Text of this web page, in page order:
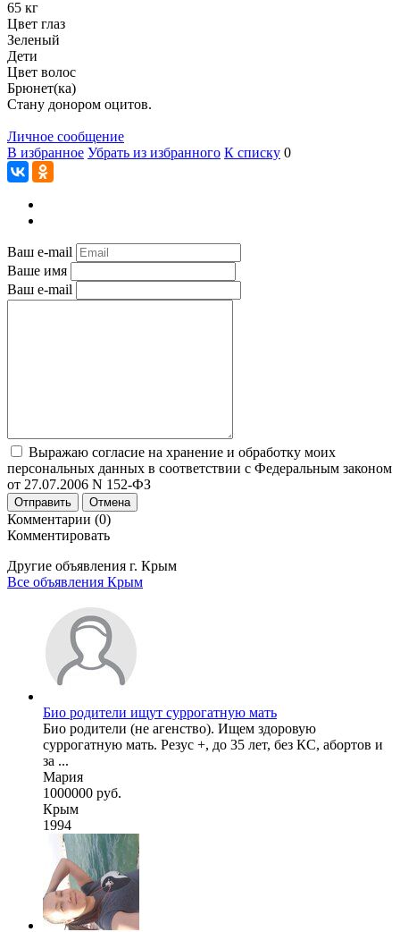
65 кг
Цвет глаз
Зеленый
Дети
Цвет волос
Брюнет(ка)
Стану донором оцитов.
Личное сообщение
В избранное Убрать из избранного К списку 0
Ваш e-mail
Ваше имя
Ваш e-mail
Выражаю согласие на хранение и обработку моих
персональных данных в соответствии с Федеральным законом
от 27.07.2006 N 152-ФЗ
Отправить Отмена
Комментарии (0)
Комментировать
Другие объявления г. Крым
Все объявления Крым
Био родители ищут суррогатную мать
Био родители (не агенство). Ищем здоровую
суррогатную мать. Резус +, до 35 лет, без КС, абортов и
за ...
Мария
1000000 руб.
Крым
1994